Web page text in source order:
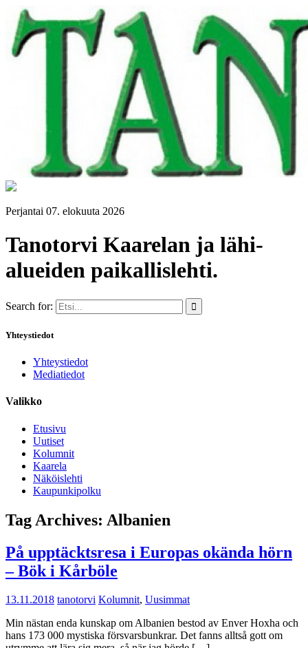
Perjantai 07. elokuuta 2026
Tanotorvi Kaarelan ja lähi-
alueiden paikallislehti.
Search for:
Yhteystiedot
Yhteystiedot
Mediatiedot
Valikko
Etusivu
Uutiset
Kolumnit
Kaarela
Näköislehti
Kaupunkipolku
Tag Archives: Albanien
På upptäcktsresa i Europas okända hörn
– Bök i Kårböle
13.11.2018 tanotorvi Kolumnit, Uusimmat
Min nästan enda kunskap om Albanien bestod av Enver Hoxha och
hans 173 000 mystiska försvarsbunkrar. Det fanns alltså gott om